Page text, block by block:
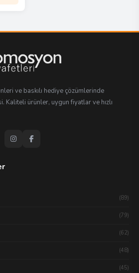
ve baskılı hediye çözümlerinde
Kaliteli ürünler, uygun fiyatlar ve hızlı
(89)
(79)
(62)
(48)
(45)